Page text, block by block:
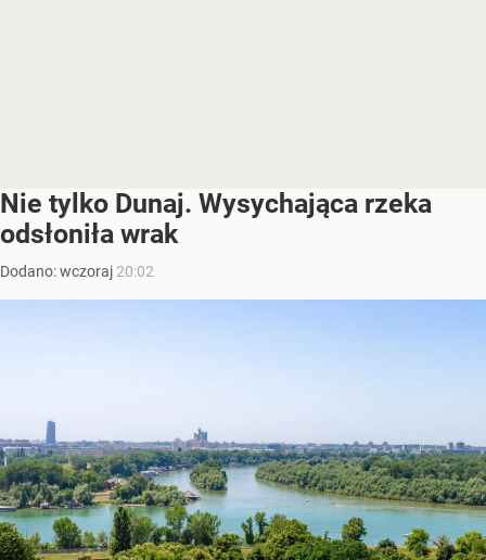
Nie tylko Dunaj. Wysychająca rzeka
odsłoniła wrak
Dodano:wczoraj 20:02